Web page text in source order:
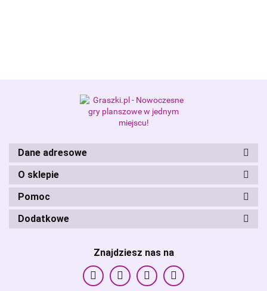
Alis Games – producent gier
planszowych i RPG
Dane adresowe
O sklepie
Pomoc
Dodatkowe
Znajdziesz nas na